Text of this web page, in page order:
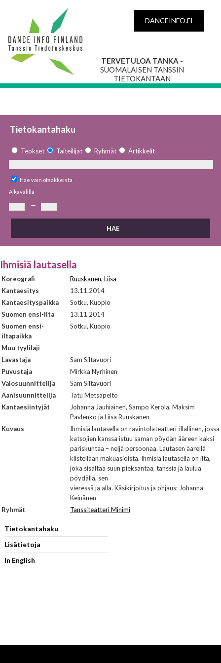
DANCEINFO.FI
TERVETULOA TANKA -
SUOMALAISEN TANSSIN
TIETOKANTAAN
Tietokantahaku
Teokset Taiteilijat Ryhmät Artikkelit
Hae vain otsakkeista
Aikavälillä
—
Ihmisiä lautasella
Koreografi
Ruuskanen, Liisa
Kantaesitys
13.11.2014
Kantaesityspaikka
Sotku, Kuopio
Suomen ensi-ilta
13.11.2014
Suomen ensi-
iltapaikka
Sotku, Kuopio
Muu tyylilaji
Lavastaja
Sam Siltavuori
Puvustaja
Mirkka Nyrhinen
Valosuunnittelija
Sam Siltavuori
Äänisuunnittelija
Tatu Metsäpelto
Kantaesiintyjät
Johanna Jauhiainen, Sampo Kerola, Maksim
Pavlenko ja Liisa Ruuskanen
Kuvaus
Ihmisiä lautasella on ravintolateatteri-illallinen, jossa
katsojien kanssa istuu saman pöydän ääreen kaksi
pariskuntaa – neljä persoonaa. Lautasen äärellä
kiistellään makuasioista. Ihmisiä lautasella on ilta,
joka sisältää suun pieksäntää, tanssia ja laulua
pöydällä, sen
vieressä ja alla. Käsikirjoitus ja ohjaus: Johanna
Keinänen
Ryhmät
Tanssiteatteri Minimi
Tietokantahaku
Lisätietoja
In English